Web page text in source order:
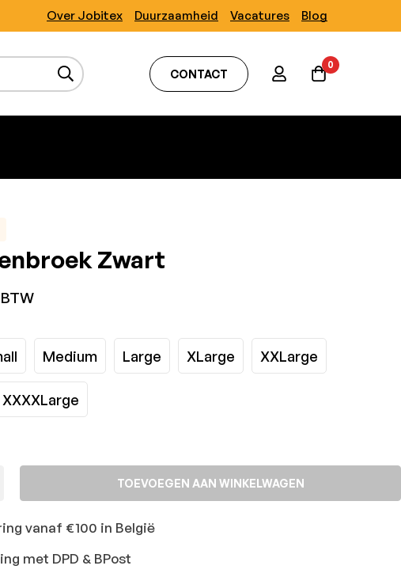
Over Jobitex Duurzaamheid Vacatures Blog
CONTACT
0
Zwart
Medium Large XLarge XXLarge
XXXXLarge
TOEVOEGEN AAN WINKELWAGEN
vanaf €100 in België
met DPD & BPost